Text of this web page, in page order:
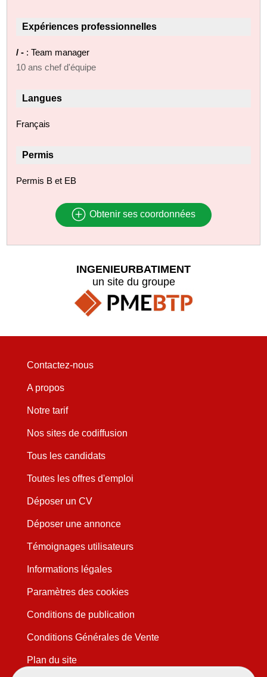
Expériences professionnelles
/ - : Team manager
10 ans chef d'équipe
Langues
Français
Permis
Permis B et EB
Obtenir ses coordonnées
INGENIEURBATIMENT
un site du groupe
Contactez-nous
A propos
Notre tarif
Nos sites de codiffusion
Tous les candidats
Toutes les offres d'emploi
Déposer un CV
Déposer une annonce
Témoignages utilisateurs
Informations légales
Paramètres des cookies
Conditions de publication
Conditions Générales de Vente
Plan du site